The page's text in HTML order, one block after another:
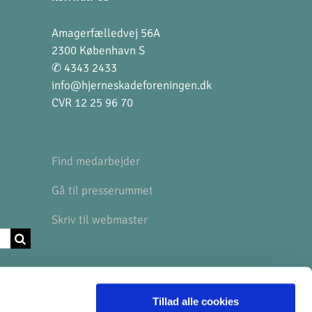
Tillad alle cookies
Amagerfælledvej 56A
2300 København S
✆ 4343 2433
info@hjerneskadeforeningen.dk
CVR 12 25 96 70
Find medarbejder
Gå til presserummet
Skriv til webmaster
BANKOPLYSNINGER